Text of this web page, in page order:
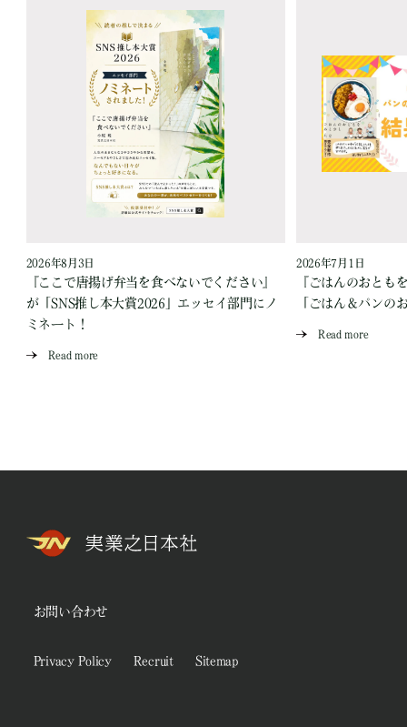
2026年8月3日
『ここで唐揚げ弁当を食べないでください』
が「SNS推し本大賞2026」エッセイ部門にノ
ミネート！
Read more
2026年7月1日
『ごはんのおとも
「ごはん＆パンの
Read more
お問い合わせ
Privacy Policy Recruit Sitemap